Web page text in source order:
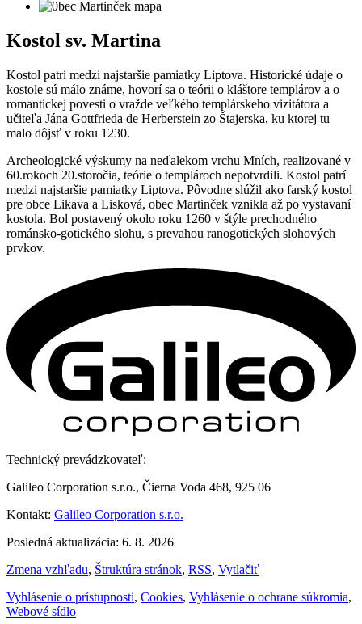
Kostol sv. Martina
Kostol patrí medzi najstaršie pamiatky Liptova. Historické údaje o
kostole sú málo známe, hovorí sa o teórii o kláštore templárov a o
romantickej povesti o vražde veľkého templárskeho vizitátora a
učiteľa Jána Gottfrieda de Herberstein zo Štajerska, ku ktorej tu
malo dôjsť v roku 1230.
Archeologické výskumy na neďalekom vrchu Mních, realizované v
60.rokoch 20.storočia, teórie o templároch nepotvrdili. Kostol patrí
medzi najstaršie pamiatky Liptova. Pôvodne slúžil ako farský kostol
pre obce Likava a Lisková, obec Martinček vznikla až po vystavaní
kostola. Bol postavený okolo roku 1260 v štýle prechodného
románsko-gotického slohu, s prevahou ranogotických slohových
prvkov.
Technický prevádzkovateľ:
Galileo Corporation s.r.o., Čierna Voda 468, 925 06
Kontakt: Galileo Corporation s.r.o.
Posledná aktualizácia: 6. 8. 2026
Zmena vzhľadu, Štruktúra stránok, RSS, Vytlačiť
Vyhlásenie o prístupnosti, Cookies, Vyhlásenie o ochrane súkromia,
Webové sídlo